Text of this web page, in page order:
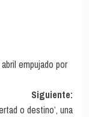
empujado por
Siguiente:
o destino’, una